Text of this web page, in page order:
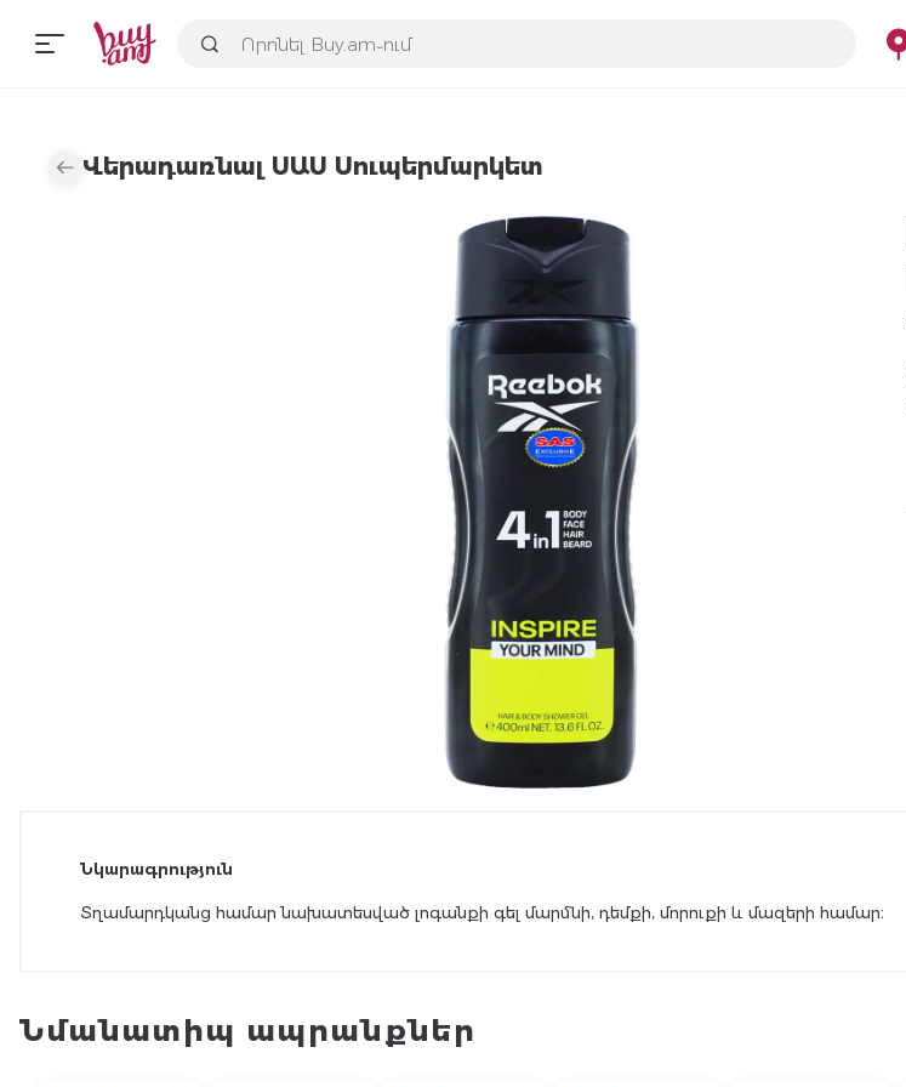
Վերադառնալ ՍԱՍ Սուպերմարկետ
Նկարագրություն
Տղամարդկանց համար նախատեսված լոգանքի գել մարմնի, դեմքի, մորուքի և մազերի համար։
Նմանատիպ ապրանքներ